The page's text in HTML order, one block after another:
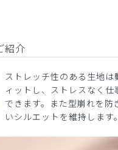
紹介
ストレッチ性のある生地は
ィットし、ストレスなく仕
できます。また型崩れを防
いシルエットを維持します。